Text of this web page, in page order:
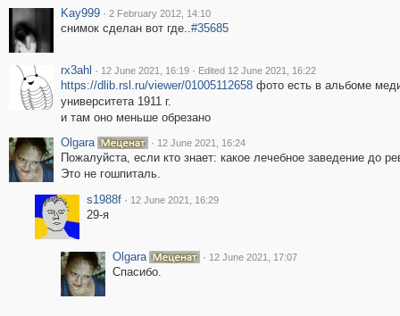
Kay999 · 2 February 2012, 14:10
снимок сделан вот где..#35685
rx3ahl · 12 June 2021, 16:19 · Edited 12 June 2021, 16:22
https://dlib.rsl.ru/viewer/01005112658фото есть в альбоме
университета 1911 г.
и там оно меньше обрезано
Olgara
· 12 June 2021, 16:24
Пожалуйста, если кто знает: какое лечебное заведение до
Это не гошпиталь.
s1988f · 12 June 2021, 16:29
29-я
Olgara · 12 June 2021, 17:07
Спасибо.